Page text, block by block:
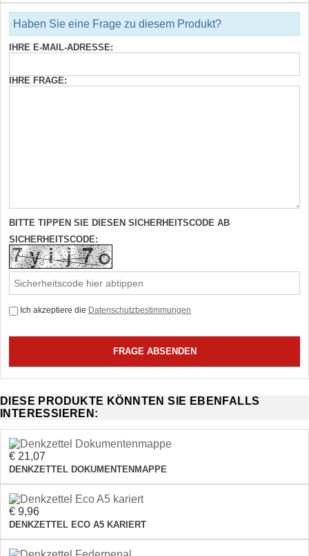
Haben Sie eine Frage zu diesem Produkt?
IHRE E-MAIL-ADRESSE:
IHRE FRAGE:
BITTE TIPPEN SIE DIESEN SICHERHEITSCODE AB
SICHERHEITSCODE:
Ich akzeptiere die Datenschutzbestimmungen
DIESE PRODUKTE KÖNNTEN SIE EBENFALLS
INTERESSIEREN:
€ 21,07
DENKZETTEL DOKUMENTENMAPPE
€ 9,96
DENKZETTEL ECO A5 KARIERT